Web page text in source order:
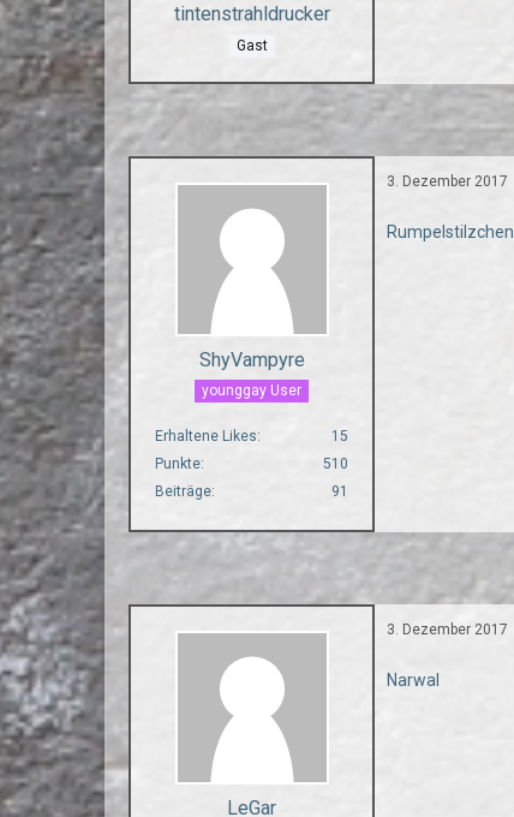
tintenstrahldrucker
Gast
ShyVampyre
younggay User
Erhaltene Likes
15
Punkte
510
Beiträge
91
3. Dezember 2017
Rumpelstilzchen
LeGar
3. Dezember 2017
Narwal